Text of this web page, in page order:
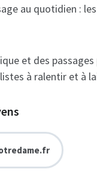
au quotidien :
et des
à ralentir et à